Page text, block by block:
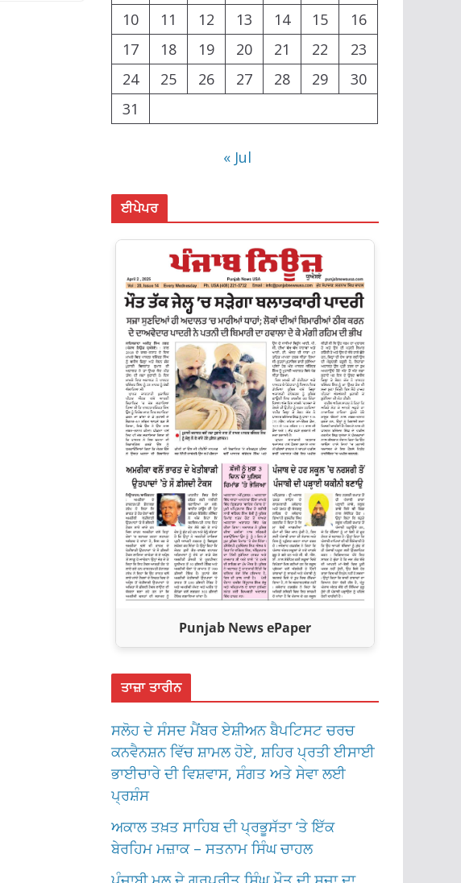
10
11 12 13 14 15
16
17
18 19 20 21 22
23
24
25 26 27 28 29
30
31
« Jul
ਈਪੇਪਰ
Punjab News ePaper
ਤਾਜ਼ਾ ਤਾਰੀਨ
ਸਲੋਹ ਦੇ ਸੰਸਦ ਮੈਂਬਰ ਏਸ਼ੀਅਨ ਬੈਪਟਿਸਟ ਚਰਚ
ਕਨਵੈਨਸ਼ਨ ਵਿੱਚ ਸ਼ਾਮਲ ਹੋਏ, ਸ਼ਹਿਰ ਪ੍ਰਤੀ ਈਸਾਈ
ਭਾਈਚਾਰੇ ਦੀ ਵਿਸ਼ਵਾਸ, ਸੰਗਤ ਅਤੇ ਸੇਵਾ ਲਈ
ਪ੍ਰਸ਼ੰਸ
ਅਕਾਲ ਤਖ਼ਤ ਸਾਹਿਬ ਦੀ ਪ੍ਰਭੂਸੱਤਾ ‘ਤੇ ਇੱਕ
ਬੇਰਹਿਮ ਮਜ਼ਾਕ – ਸਤਨਾਮ ਸਿੰਘ ਚਾਹਲ